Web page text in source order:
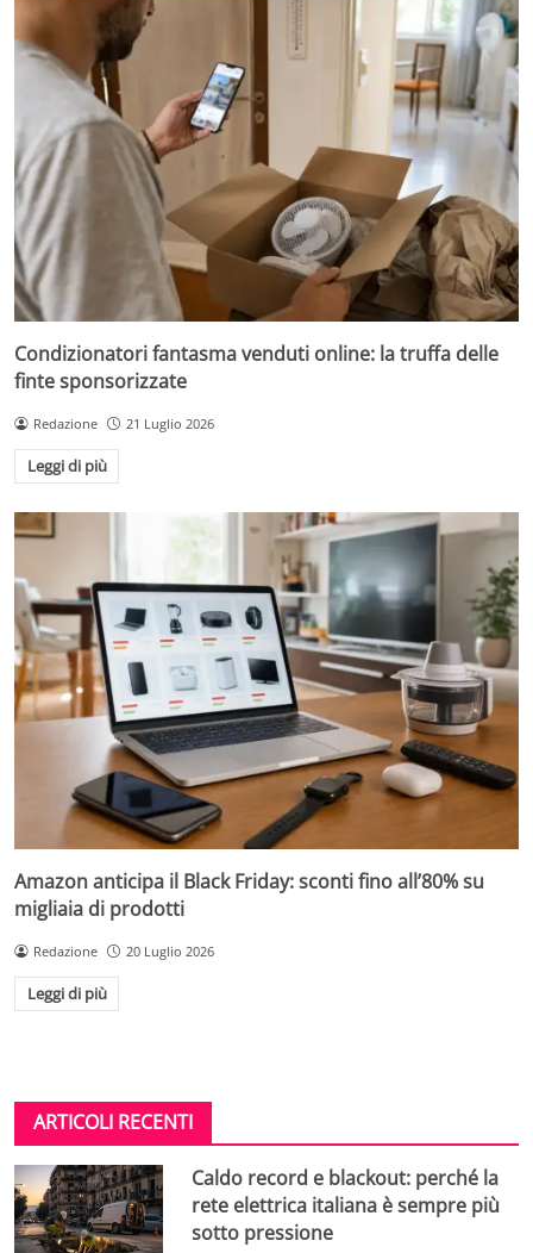
Condizionatori fantasma venduti online: la truffa delle
finte sponsorizzate
Redazione 21 Luglio 2026
Leggi di più
Amazon anticipa il Black Friday: sconti fino all’80% su
migliaia di prodotti
Redazione 20 Luglio 2026
Leggi di più
ARTICOLI RECENTI
Caldo record e blackout: perché la
rete elettrica italiana è sempre più
sotto pressione